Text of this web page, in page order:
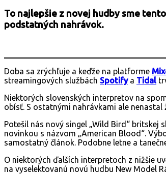
To najlepšie z novej hudby sme
podstatných nahrávok.
Doba sa zrýchľuje a keďže na platforme
streamingových službách Spotifya Tidal
Niektorých slovenských interpretov na
obísť. S ostatnými nahrávkami ale nenastal
Potešil nás nový singel „Wild Bird“ britskej
novinkou s názvom „American Blood“.
samostatný článok. Podobne letne a
O niektorých ďalších interpretoch z nižšie
na vyselektovanú novú hudbu New Model